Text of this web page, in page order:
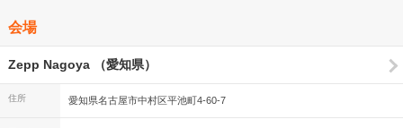
会場
Zepp Nagoya （愛知県）
住所 愛知県名古屋市中村区平池町4-60-7